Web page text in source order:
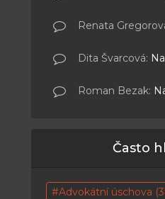
Renata
Dita Švarcová:
Roman Bezak:
Často
Advokátní úschova